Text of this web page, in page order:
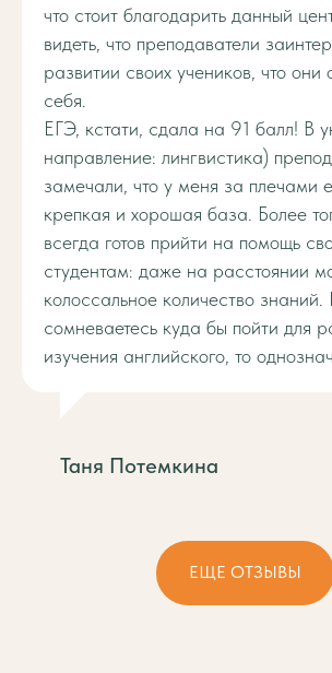
что стоит благодарить данный
видеть, что преподаватели
развитии своих учеников, что они
себя.
ЕГЭ, кстати, сдала на 91 балл! В
направление: лингвистика)
замечали, что у меня за плечами
крепкая и хорошая база. Более
всегда готов прийти на помощь
студентам: даже на расстоянии
колоссальное количество
сомневаетесь куда бы пойти для
изучения английского, то
Таня Потемкина
ЕЩЕ ОТЗЫВЫ